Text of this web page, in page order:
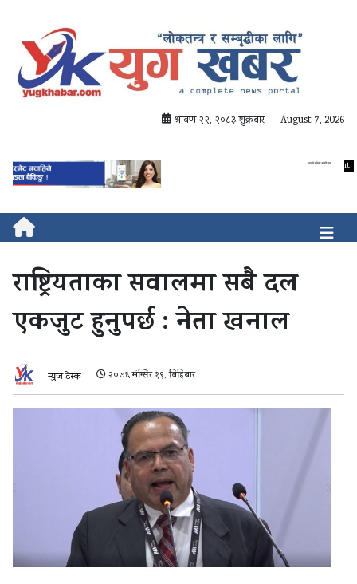
श्रावण २२, २०८३ शुक्रबार August 7, 2026
राष्ट्रियताका सवालमा सबै दल
एकजुट हुनुपर्छ : नेता खनाल
न्युज डेस्क २०७६ मंग्सिर १९, बिहिबार